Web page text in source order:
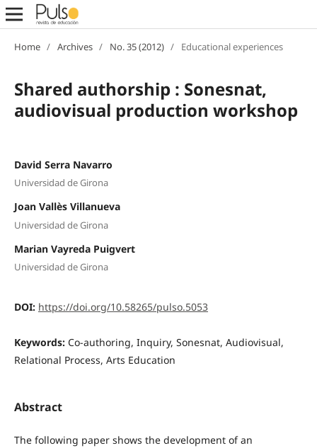
Home / Archives / No. 35 (2012) / Educational experiences
Shared authorship : Sonesnat,
audiovisual production workshop
David Serra Navarro
Universidad de Girona
Joan Vallès Villanueva
Universidad de Girona
Marian Vayreda Puigvert
Universidad de Girona
DOI: https://doi.org/10.58265/pulso.5053
Keywords: Co-authoring, Inquiry, Sonesnat, Audiovisual,
Relational Process, Arts Education
Abstract
The following paper shows the development of an